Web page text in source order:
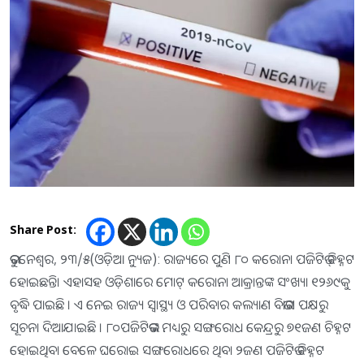
Share Post:
ଭୁବନେଶ୍ଵର, ୨୩/୫(ଓଡ଼ିଆ ନ୍ୟୁଜ): ରାଜ୍ୟରେ ପୁଣି ୮୦ କରୋନା ପଜିଟିଭ୍ ଚିହ୍ନଟ
ହୋଇଛନ୍ତି। ଏହାସହ ଓଡ଼ିଶାରେ ମୋଟ୍ କରୋନା ଆକ୍ରାନ୍ତଙ୍କ ସଂଖ୍ୟା ୧୨୬୯କୁ
ବୃଦ୍ଧି ପାଇଛି । ଏ ନେଇ ରାଜ୍ୟ ସ୍ୱାସ୍ଥ୍ୟ ଓ ପରିବାର କଲ୍ୟାଣ ବିଭାଗ ପକ୍ଷରୁ
ସୂଚନା ଦିଆଯାଇଛି । ୮୦ପଜିଟିଭଙ୍କ ମଧ୍ୟରୁ ସଙ୍ଗରୋଧ କେନ୍ଦ୍ରରୁ ୭୧ଜଣ ଚିହ୍ନଟ
ହୋଇଥିବା ବେଳେ ଘରୋଇ ସଙ୍ଗରୋଧରେ ଥିବା ୨ଜଣ ପଜିଟିଭ ଚିହ୍ନଟ